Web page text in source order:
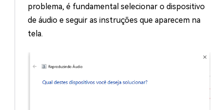
problema, é fundamental selecionar o dispositivo
de áudio e seguir as instruções que aparecem na
tela.